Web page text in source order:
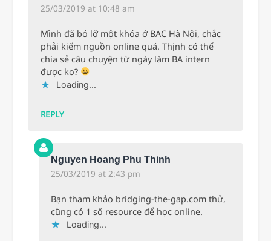
25/03/2019 at 10:48 am
Mình đã bỏ lỡ một khóa ở BAC Hà Nội, chắc
phải kiếm nguồn online quá. Thịnh có thể
chia sẻ câu chuyện từ ngày làm BA intern
được ko?
Loading...
REPLY
Nguyen Hoang Phu Thinh
25/03/2019 at 2:43 pm
Bạn tham khảo bridging-the-gap.com thử,
cũng có 1 số resource để học online.
Loading...